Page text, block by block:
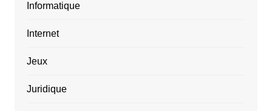
Informatique
Internet
Jeux
Juridique